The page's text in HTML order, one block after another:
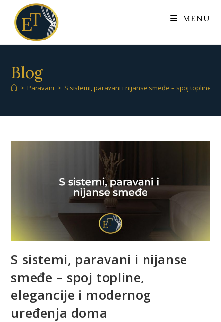
MENU
Blog
> Paravani > S sistemi, paravani i nijanse smeđe – spoj topline,
S sistemi, paravani i nijanse
smeđe – spoj topline,
elegancije i modernog
uređenja doma